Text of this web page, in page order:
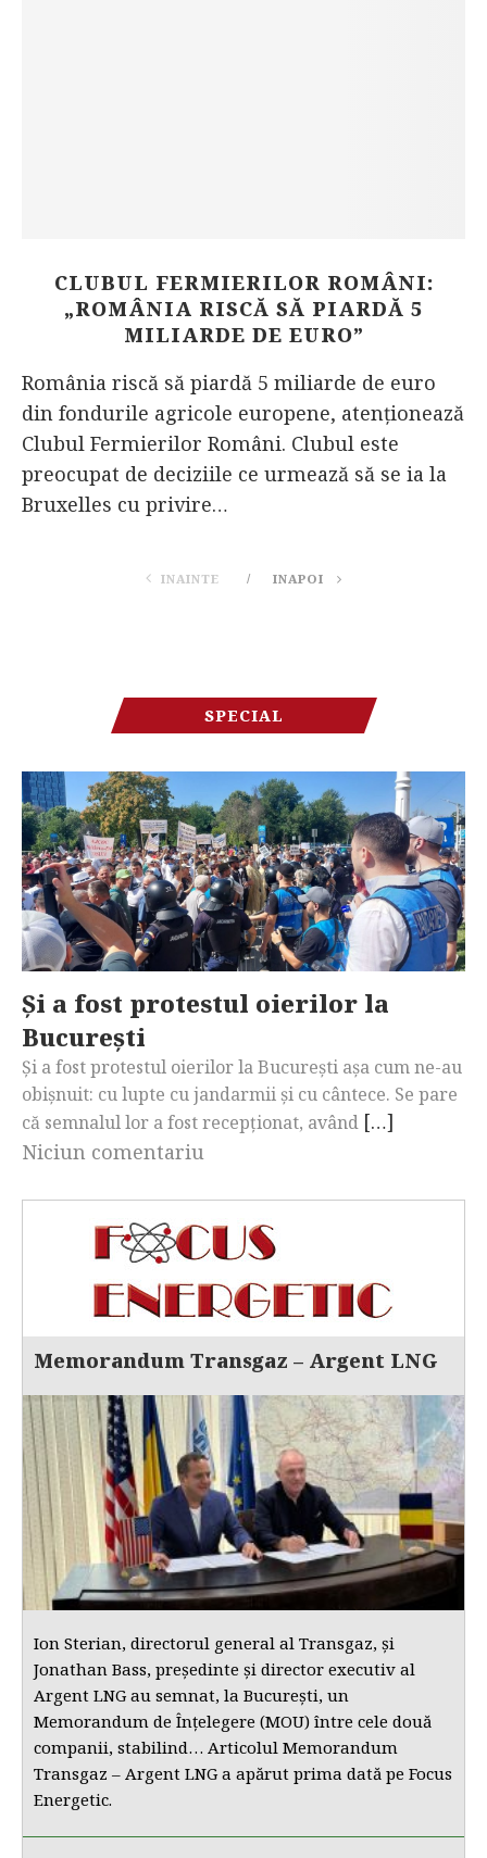
CLUBUL FERMIERILOR ROMÂNI:
„ROMÂNIA RISCĂ SĂ PIARDĂ 5
MILIARDE DE EURO”
România riscă să piardă 5 miliarde de euro
din fondurile agricole europene, atenționează
Clubul Fermierilor Români. Clubul este
preocupat de deciziile ce urmează să se ia la
Bruxelles cu privire…
INAINTE INAPOI
SPECIAL
Și a fost protestul oierilor la
București
Și a fost protestul oierilor la București așa cum ne-au
obișnuit: cu lupte cu jandarmii și cu cântece. Se pare
că semnalul lor a fost recepționat, având […]
Niciun comentariu
Memorandum Transgaz – Argent LNG
Ion Sterian, directorul general al Transgaz, și
Jonathan Bass, președinte și director executiv al
Argent LNG au semnat, la București, un
Memorandum de Înțelegere (MOU) între cele două
companii, stabilind… Articolul Memorandum
Transgaz – Argent LNG a apărut prima dată pe Focus
Energetic.